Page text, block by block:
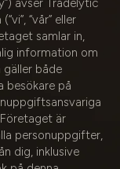
avser Tradelytic
“vår” eller
samlar in,
information om
gäller både
besökare på
är
personuppgifter,
dig, inklusive